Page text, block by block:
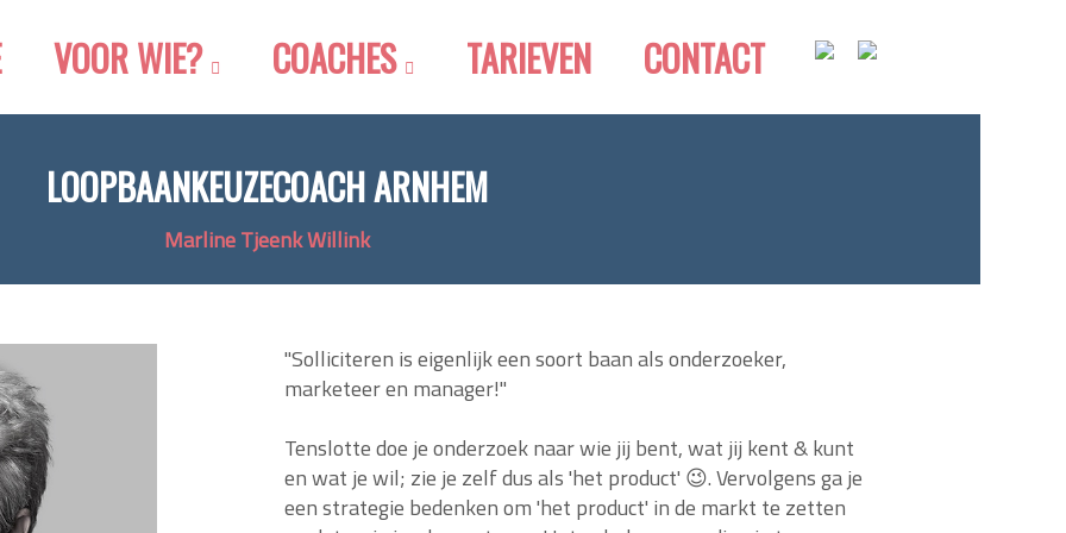
VOOR WIE? COACHES TARIEVEN CONTACT
LOOPBAANKEUZECOACH ARNHEM
Marline Tjeenk Willink
"Solliciteren is eigenlijk een soort baan als onderzoeker,
marketeer en manager!"
Tenslotte doe je onderzoek naar wie jij bent, wat jij kent & kunt
en wat je wil; zie je zelf dus als 'het product' 😉. Vervolgens ga je
een strategie bedenken om 'het product' in de markt te zetten